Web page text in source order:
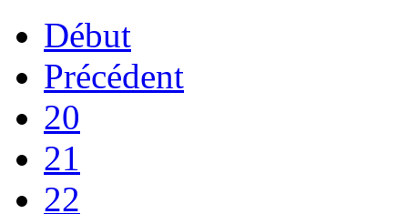
Début
Précédent
20
21
22